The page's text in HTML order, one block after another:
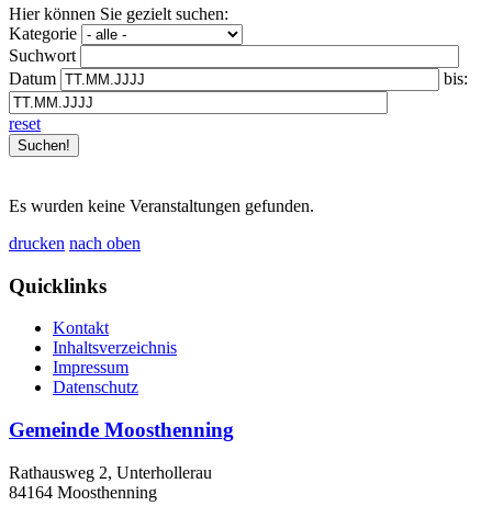
Hier können Sie gezielt suchen:
Kategorie
Suchwort
Datum
bis:
reset
Es wurden keine Veranstaltungen gefunden.
drucken nach oben
Quicklinks
Kontakt
Inhaltsverzeichnis
Impressum
Datenschutz
Gemeinde Moosthenning
Rathausweg 2, Unterhollerau
84164 Moosthenning